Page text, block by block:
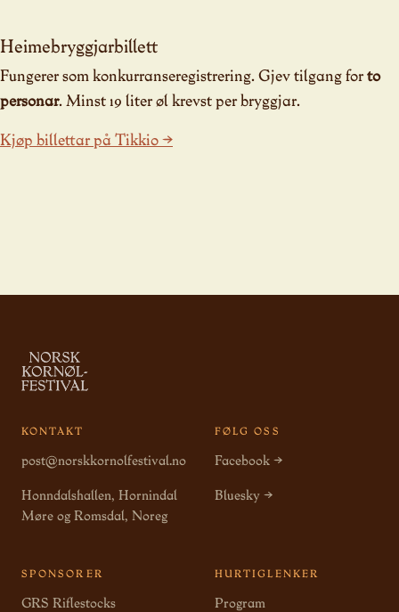
Heimebryggjarbillett
Fungerer som konkurranseregistrering. Gjev tilgang forto
personar. Minst 19 liter øl krevst per bryggjar.
Kjøp billettar på Tikkio →
KONTAKT
post@norskkornolfestival.no
Honndalshallen, Hornindal
Møre og Romsdal, Noreg
FØLG OSS
Facebook →
Bluesky →
SPONSORER
GRS Riflestocks
HURTIGLENKER
Program